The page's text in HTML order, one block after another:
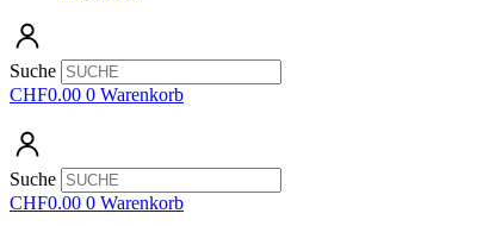
Suche
CHF0.00 0 Warenkorb
Suche
CHF0.00 0 Warenkorb